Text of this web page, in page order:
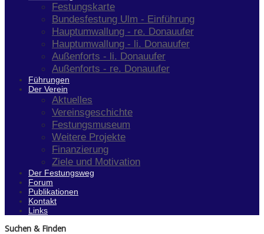
Festungskarte
Bundesfestung Ulm - Einführung
Hauptumwallung - re. Donauufer
Hauptumwallung - li. Donauufer
Außenforts - li. Donauufer
Außenforts - re. Donauufer
Führungen
Der Verein
Aktuelles
Vereinsgeschichte
Festungsmuseum
Weitere Projekte
Finanzierung
Ziele und Motivation
Der Festungsweg
Forum
Publikationen
Kontakt
Links
Suchen & Finden